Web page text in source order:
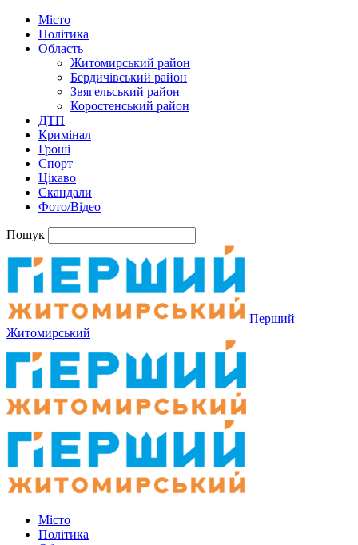
Місто
Політика
Область
Житомирський район
Бердичівський район
Звягельський район
Коростенський район
ДТП
Кримінал
Гроші
Спорт
Цікаво
Скандали
Фото/Відео
Пошук
Перший
Житомирський
Місто
Політика